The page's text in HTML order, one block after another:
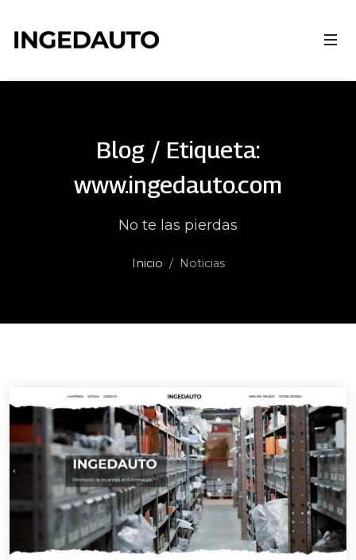
Blog / Etiqueta:
www.ingedauto.com
No te las pierdas
Inicio Noticias